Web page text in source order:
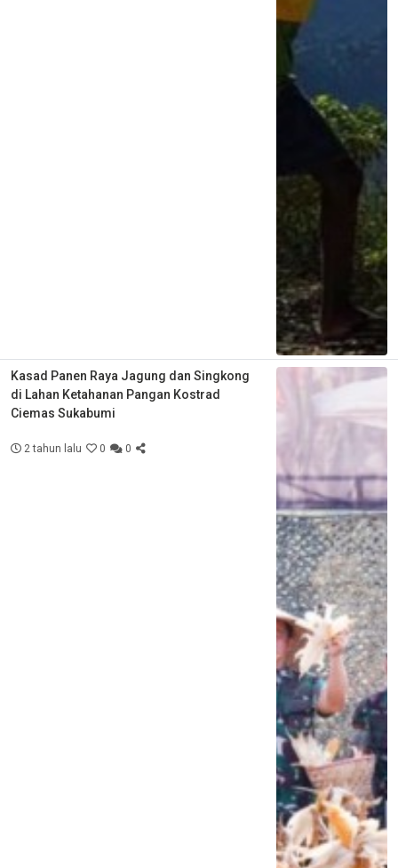
Kasad Panen Raya Jagung dan Singkong
di Lahan Ketahanan Pangan Kostrad
Ciemas Sukabumi
2 tahun lalu 0 0